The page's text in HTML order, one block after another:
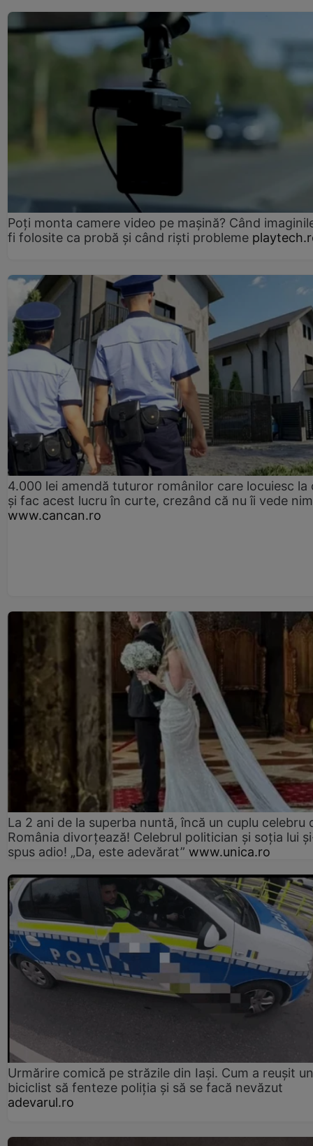
Poți monta camere video pe mașină? Când
fi folosite ca probă și când riști probleme
4.000 lei amendă tuturor românilor care locuiesc la
și fac acest lucru în curte, crezând că nu îi vede
www.cancan.ro
La 2 ani de la superba nuntă, încă un cuplu celebru
România divorțează! Celebrul politician și soția lui
spus adio! „Da, este adevărat” www.unica.ro
Urmărire comică pe străzile din Iași. Cum a reușit un
biciclist să fenteze poliția și să se facă nevăzut
adevarul.ro